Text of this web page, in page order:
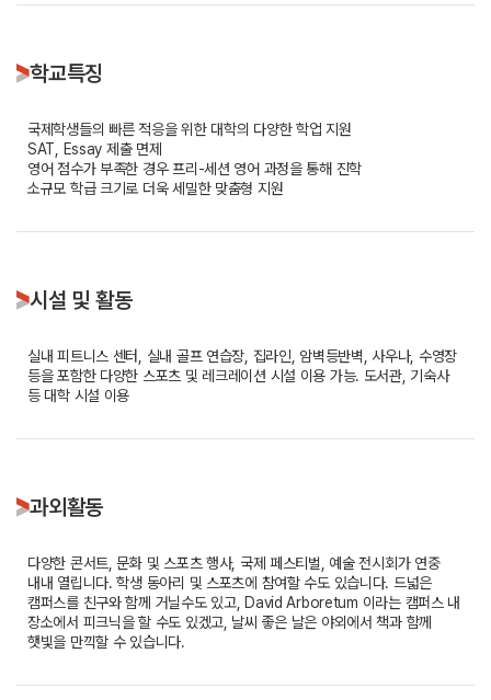
학교특징
국제학생들의 빠른 적응을 위한 대학의 다양한 학업 지원
SAT, Essay 제출 면제
영어 점수가 부족한 경우 프리-세션 영어 과정을 통해 진학
소규모 학급 크기로 더욱 세밀한 맞춤형 지원
시설 및 활동
실내 피트니스 센터, 실내 골프 연습장, 집라인, 암벽등반벽, 사우나, 수영장
등을 포함한 다양한 스포츠 및 레크레이션 시설 이용 가능. 도서관, 기숙사
등 대학 시설 이용
과외활동
다양한 콘서트, 문화 및 스포츠 행사, 국제 페스티벌, 예술 전시회가 연중
내내 열립니다. 학생 동아리 및 스포츠에 참여할 수도 있습니다. 드넓은
캠퍼스를 친구와 함께 거닐수도 있고, David Arboretum 이라는 캠퍼스 내
장소에서 피크닉을 할 수도 있겠고, 날씨 좋은 날은 야외에서 책과 함께
햇빛을 만끽할 수 있습니다.